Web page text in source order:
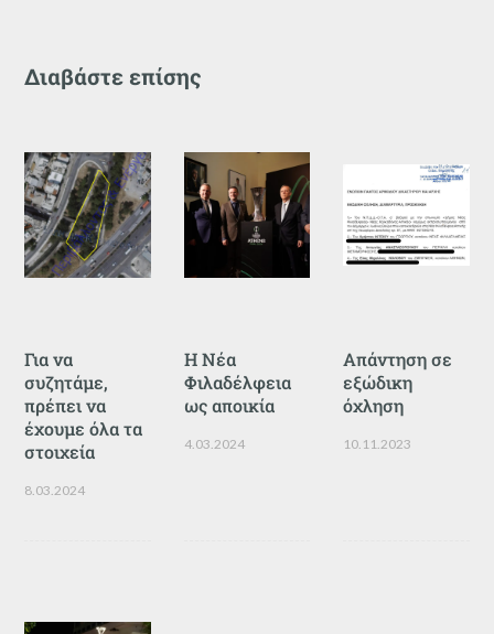
Διαβάστε επίσης
Για να
συζητάμε,
πρέπει να
έχουμε όλα τα
στοιχεία
8.03.2024
Η Νέα
Φιλαδέλφεια
ως αποικία
4.03.2024
Απάντηση σε
εξώδικη
όχληση
10.11.2023